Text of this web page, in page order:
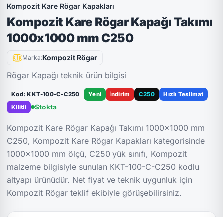
Kompozit Kare Rögar Kapakları
Kompozit Kare Rögar Kapağı Takımı
1000x1000 mm C250
Marka:Kompozit Rögar
Rögar Kapağı teknik ürün bilgisi
Kod: KKT-100-C-C250 Yeni İndirim C250
Hızlı Teslimat
Kilitli
Stokta
Kompozit Kare Rögar Kapağı Takımı 1000x1000 mm
C250, Kompozit Kare Rögar Kapakları kategorisinde
1000x1000 mm ölçü, C250 yük sınıfı, Kompozit
malzeme bilgisiyle sunulan KKT-100-C-C250 kodlu
altyapı ürünüdür. Net fiyat ve teknik uygunluk için
Kompozit Rögar teklif ekibiyle görüşebilirsiniz.